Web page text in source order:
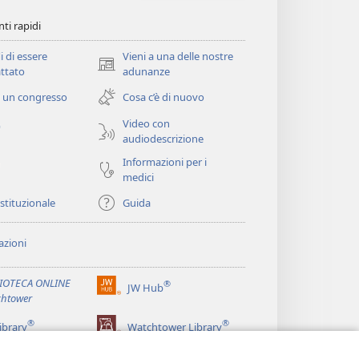
rapidi
di essere
Vieni a una delle nostre
adunanze
(apre
una
nuova
finestra)
un congresso
Cosa c’è di nuovo
Video con
audiodescrizione
Informazioni per i
medici
Guida
ONLINE
JW Hub®
(apre
nuova
® Watchtower Library®